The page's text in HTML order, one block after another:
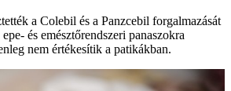
a Colebil és a Panzcebil forgalmazását
és emésztőrendszeri panaszokra
nem értékesítik a patikákban.